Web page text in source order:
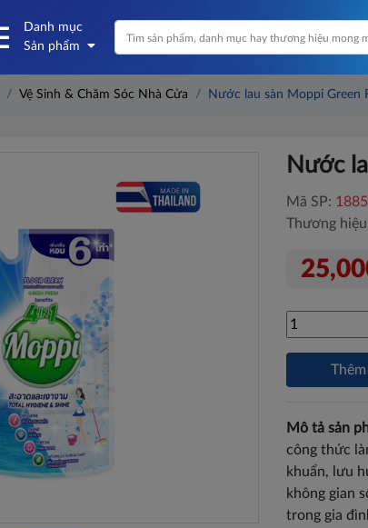
Danh mục
Sản phẩm
Vệ Sinh & Chăm Sóc Nhà Cửa Nước lau sàn Moppi Green
Nước
Mã SP:
Thương
Mô tả sản
công thức
khuẩn, lưu
không gian
trong gia